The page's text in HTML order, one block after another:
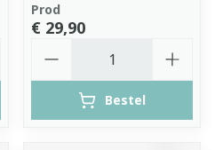
Prod
€ 29,90
Bestel